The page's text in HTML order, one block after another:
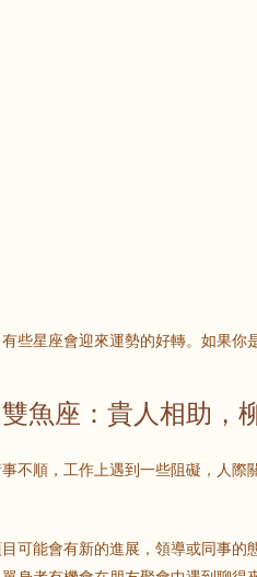
些星座會迎來運勢的好轉。如果你
雙魚座：貴人相助，
不順，工作上遇到一些阻礙，人際
可能會有新的進展，領導或同事